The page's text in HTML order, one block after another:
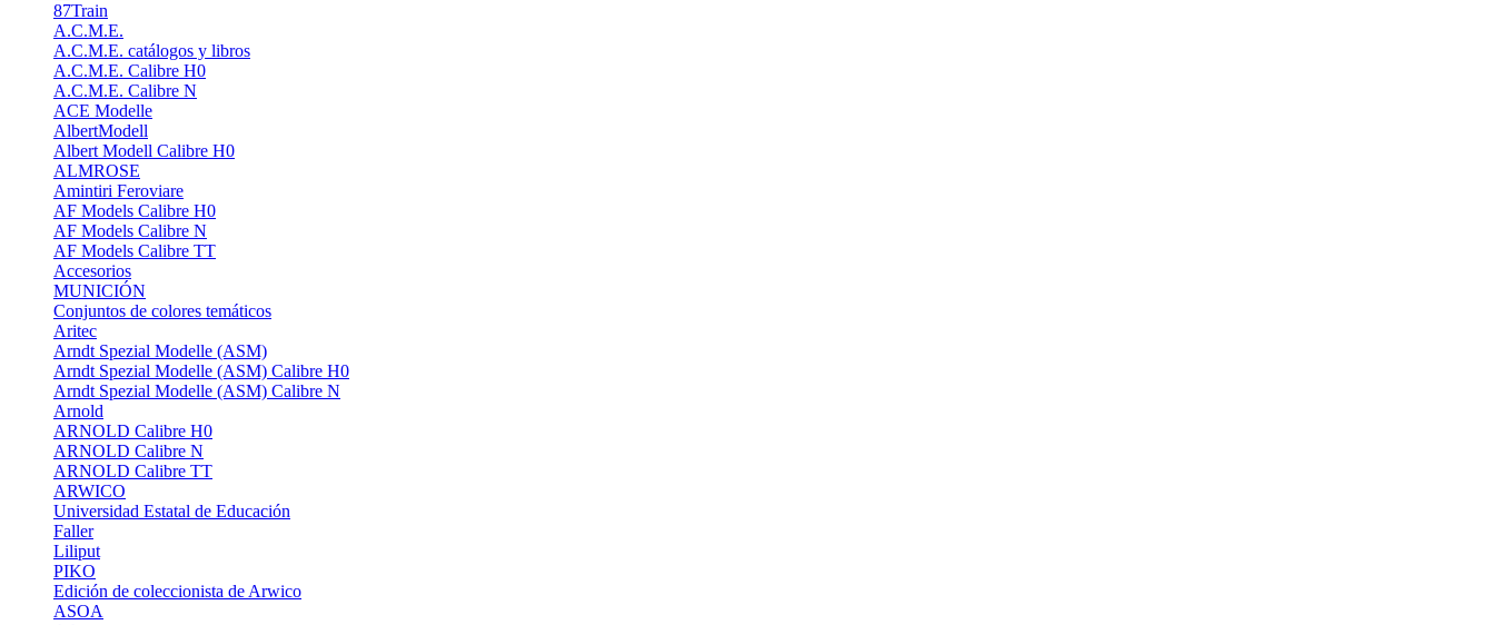
87Train
A.C.M.E.
A.C.M.E. catálogos y libros
A.C.M.E. Calibre H0
A.C.M.E. Calibre N
ACE Modelle
AlbertModell
Albert Modell Calibre H0
ALMROSE
Amintiri Feroviare
AF Models Calibre H0
AF Models Calibre N
AF Models Calibre TT
Accesorios
MUNICIÓN
Conjuntos de colores temáticos
Aritec
Arndt Spezial Modelle (ASM)
Arndt Spezial Modelle (ASM) Calibre H0
Arndt Spezial Modelle (ASM) Calibre N
Arnold
ARNOLD Calibre H0
ARNOLD Calibre N
ARNOLD Calibre TT
ARWICO
Universidad Estatal de Educación
Faller
Liliput
PIKO
Edición de coleccionista de Arwico
ASOA